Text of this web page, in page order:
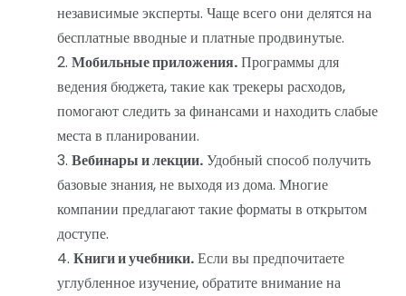
независимые эксперты. Чаще всего они делятся на
бесплатные вводные и платные продвинутые.
Мобильные приложения.Программы для
ведения бюджета, такие как трекеры расходов,
помогают следить за финансами и находить слабые
места в планировании.
Вебинары и лекции.Удобный способ получить
базовые знания, не выходя из дома. Многие
компании предлагают такие форматы в открытом
доступе.
Книги и учебники.Если вы предпочитаете
углубленное изучение, обратите внимание на